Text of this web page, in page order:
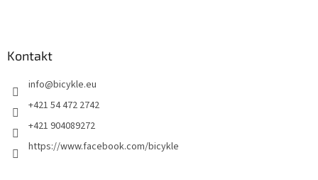
Kontakt
info@bicykle.eu
+421 54 472 2742
+421 904089272
https://www.facebook.com/bicykle